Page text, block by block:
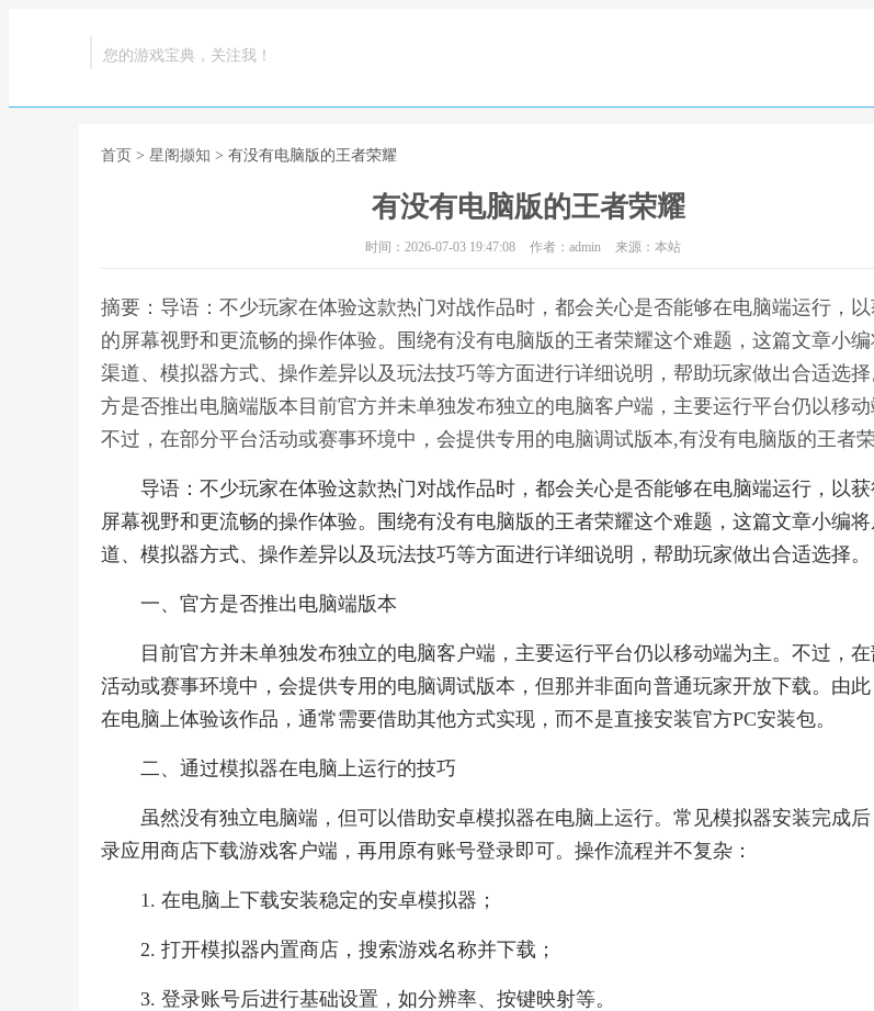
您的游戏宝典，关注我！
首页 > 星阁撷知 > 有没有电脑版的王者荣耀
有没有电脑版的王者荣耀
时间：2026-07-03 19:47:08 作者：admin 来源：本站
摘要：导语：不少玩家在体验这款热门对战作品时，都会关心是否能够在电脑端运行，
的屏幕视野和更流畅的操作体验。围绕有没有电脑版的王者荣耀这个难题，这篇文章小
渠道、模拟器方式、操作差异以及玩法技巧等方面进行详细说明，帮助玩家做出合适选
方是否推出电脑端版本目前官方并未单独发布独立的电脑客户端，主要运行平台仍以移动
不过，在部分平台活动或赛事环境中，会提供专用的电脑调试版本,有没有电脑版的王者
导语：不少玩家在体验这款热门对战作品时，都会关心是否能够在电脑端运行，以
屏幕视野和更流畅的操作体验。围绕有没有电脑版的王者荣耀这个难题，这篇文章小编
道、模拟器方式、操作差异以及玩法技巧等方面进行详细说明，帮助玩家做出合适选择。
一、官方是否推出电脑端版本
目前官方并未单独发布独立的电脑客户端，主要运行平台仍以移动端为主。不过，
活动或赛事环境中，会提供专用的电脑调试版本，但那并非面向普通玩家开放下载。由
在电脑上体验该作品，通常需要借助其他方式实现，而不是直接安装官方PC安装包。
二、通过模拟器在电脑上运行的技巧
虽然没有独立电脑端，但可以借助安卓模拟器在电脑上运行。常见模拟器安装完成
录应用商店下载游戏客户端，再用原有账号登录即可。操作流程并不复杂：
1. 在电脑上下载安装稳定的安卓模拟器；
2. 打开模拟器内置商店，搜索游戏名称并下载；
3. 登录账号后进行基础设置，如分辨率、按键映射等。